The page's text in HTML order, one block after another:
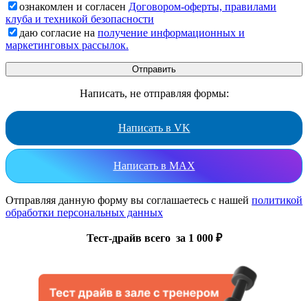
ознакомлен и согласен Договором-оферты, правилами
клуба и техникой безопасности
даю согласие на получение информационных и
маркетинговых рассылок.
Написать, не отправляя формы:
Написать в VK
Написать в MAX
Отправляя данную форму вы соглашаетесь с нашей политикой
обработки персональных данных
Тест-драйв всего за 1 000 ₽